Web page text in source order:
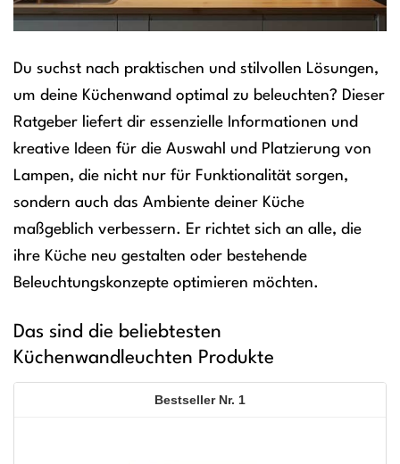
Du suchst nach praktischen und stilvollen Lösungen,
um deine Küchenwand optimal zu beleuchten? Dieser
Ratgeber liefert dir essenzielle Informationen und
kreative Ideen für die Auswahl und Platzierung von
Lampen, die nicht nur für Funktionalität sorgen,
sondern auch das Ambiente deiner Küche
maßgeblich verbessern. Er richtet sich an alle, die
ihre Küche neu gestalten oder bestehende
Beleuchtungskonzepte optimieren möchten.
Das sind die beliebtesten
Küchenwandleuchten Produkte
1